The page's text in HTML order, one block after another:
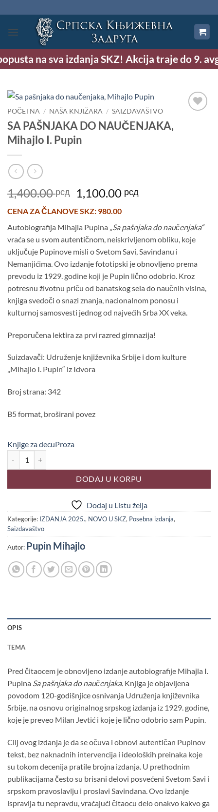
na
sadržaj
na sva izdanja SKZ! Akcija traje do 9.
POČETNA / NAŠA KNJIŽARA / SAIZDAVAŠTVO
SA PAŠNJAKA DO NAUČENJAKA,
Mihajlo I. Pupin
1,400.00рсд
Originalna
je
bila:
1,400.00 рсд.
1,100.00 рсдTrenutna
1,100.00 рсд.
CENA ZAČLANOVE SKZ: 980.00
Autobiografija Mihajla Pupina „Sa pašnjaka do naučenjaka“
vraća se u svom autentičnom, neiskrivljenom obliku, koje
uključuje Pupinove misli o Svetom Savi, Savindanu i
Nemanjićima. Ovo izdanje fototipski je obnovljeno prema
prevodu iz 1929. godine koji je Pupin lično odobrio. Kroz
potresnu životnu priču od banatskog sela do naučnih visina,
knjiga svedoči o snazi znanja, nacionalnom ponosu i
kulturnoj samosvesti jednog od najvećih Srba XX veka.
Preporučena lektira za prvi razred gimnazija!
Suizdavači: Udruženje književnika Srbije i dom kulture
„Mihajlo I. Pupin“ iz Idvora
Broj strana: 342
B5 format, broširani povez
Knjige za decuProza
DODAJ U KORPU
Dodaj u Listu želja
Kategorije: IZDANJA 2025., NOVO U SKZ, Posebna izdanja,
Saizdavaštvo
Autor: Pupin Mihajlo
OPIS
TEMA
Pred čitaocem je obnovljeno izdanje autobiografije Mihajla I.
Pupina Sa pašnjaka do naučenjaka. Knjiga je objavljena
povodom 120-godišnjice osnivanja Udruženja književnika
Srbije, na osnovu originalnog srpskog izdanja iz 1929. godine,
koje je preveo Milan Jevtić i koje je lično odobrio sam Pupin.
Cilj ovog izdanja je da se očuva i obnovi autentičan Pupinov
tekst, bez naknadnih intervencija i ideoloških preinaka koje
su tokom decenija pratile brojna izdanja. U prethodnim
publikacijama često su brisani delovi posvećeni Svetom Savi i
srpskom pravoslavlju i proslavi Savindana. Ovo izdanje
ispravlja tu nepravdu, vraćajući čitaocu delo onakvo kakvo ga